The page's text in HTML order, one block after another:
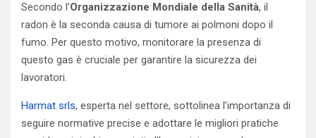
Secondo l’Organizzazione Mondiale della Sanità, il
radon è la seconda causa di tumore ai polmoni dopo il
fumo. Per questo motivo, monitorare la presenza di
questo gas è cruciale per garantire la sicurezza dei
lavoratori.
Harmat srls, esperta nel settore, sottolinea l’importanza di
seguire normative precise e adottare le migliori pratiche